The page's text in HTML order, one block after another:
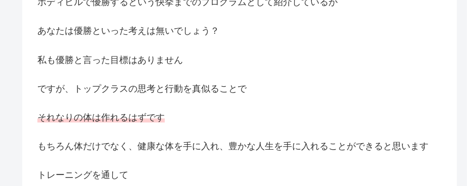
ボディビルで優勝するという快挙までのプログラムとして紹介しているが
あなたは優勝といった考えは無いでしょう？
私も優勝と言った目標はありません
ですが、トップクラスの思考と行動を真似ることで
それなりの体は作れるはずです
もちろん体だけでなく、健康な体を手に入れ、豊かな人生を手に入れることができると思います
トレーニングを通して